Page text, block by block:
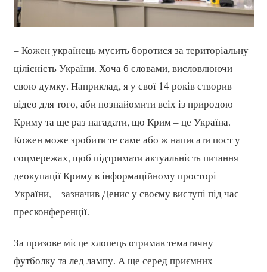
– Кожен українець мусить боротися за територіальну
цілісність України. Хоча б словами, висловлюючи
свою думку. Наприклад, я у свої 14 років створив
відео для того, аби познайомити всіх із природою
Криму та ще раз нагадати, що Крим – це Україна.
Кожен може зробити те саме або ж написати пост у
соцмережах, щоб підтримати актуальність питання
деокупації Криму в інформаційному просторі
України, – зазначив Денис у своєму виступі під час
пресконференції.
За призове місце хлопець отримав тематичну
футболку та лед лампу. А ще серед приємних